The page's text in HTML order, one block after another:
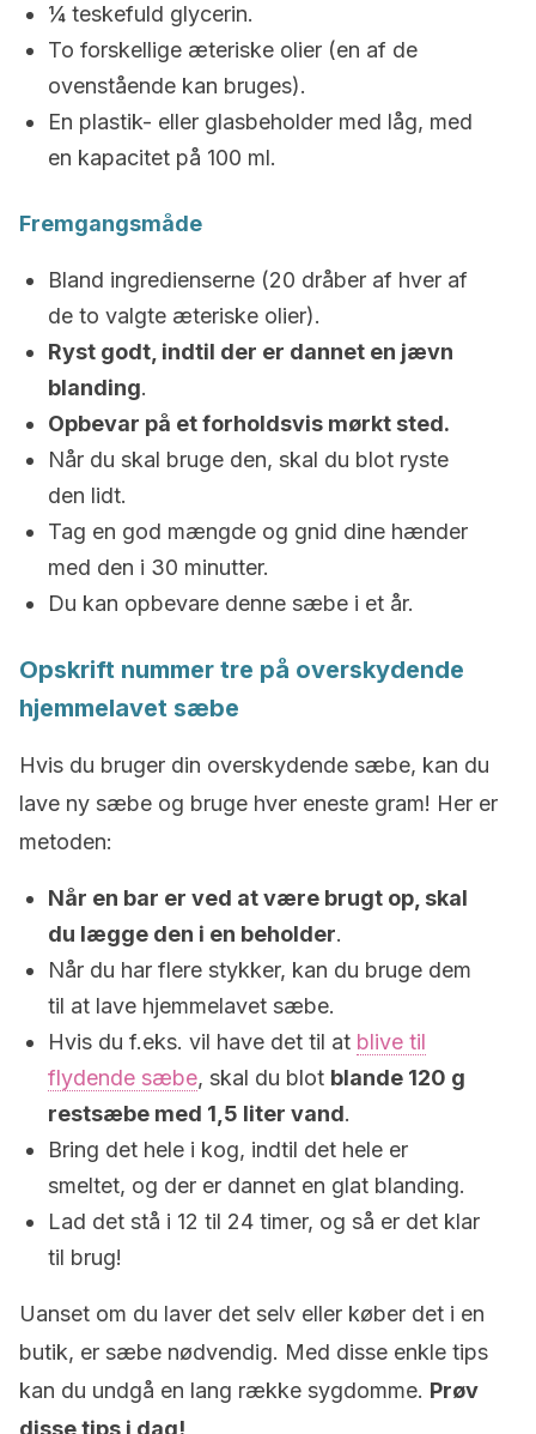
¼ teskefuld glycerin.
To forskellige æteriske olier (en af de
ovenstående kan bruges).
En plastik- eller glasbeholder med låg, med
en kapacitet på 100 ml.
Fremgangsmåde
Bland ingredienserne (20 dråber af hver af
de to valgte æteriske olier).
Ryst godt, indtil der er dannet en jævn
blanding.
Opbevar på et forholdsvis mørkt sted.
Når du skal bruge den, skal du blot ryste
den lidt.
Tag en god mængde og gnid dine hænder
med den i 30 minutter.
Du kan opbevare denne sæbe i et år.
Opskrift nummer tre på overskydende
hjemmelavet sæbe
Hvis du bruger din overskydende sæbe, kan du
lave ny sæbe og bruge hver eneste gram! Her er
metoden:
Når en bar er ved at være brugt op, skal
du lægge den i en beholder.
Når du har flere stykker, kan du bruge dem
til at lave hjemmelavet sæbe.
Hvis du f.eks. vil have det til at blive til
flydende sæbe, skal du blot blande 120 g
restsæbe med 1,5 liter vand.
Bring det hele i kog, indtil det hele er
smeltet, og der er dannet en glat blanding.
Lad det stå i 12 til 24 timer, og så er det klar
til brug!
Uanset om du laver det selv eller køber det i en
butik, er sæbe nødvendig. Med disse enkle tips
kan du undgå en lang række sygdomme. Prøv
disse tips i dag!